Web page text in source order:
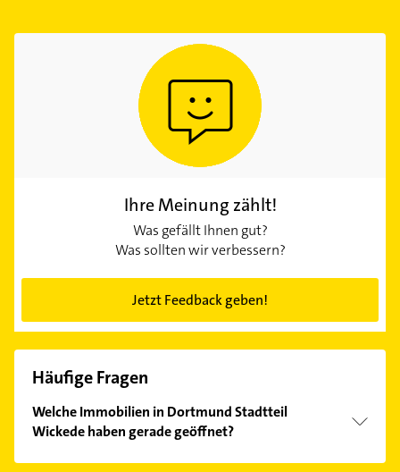
Ihre Meinung zählt!
Was gefällt Ihnen gut?
Was sollten wir verbessern?
Jetzt Feedback geben!
Häufige Fragen
Welche Immobilien in Dortmund Stadtteil
Wickede haben gerade geöffnet?
Im Anbieter-Bereich finden Sie alleÖffnungszeiten.